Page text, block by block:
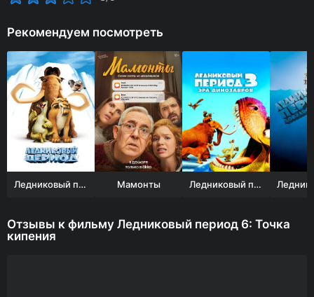
Рекомендуем посмотреть
Ледниковый период Мамонты Ледниковый период 3: Эра динозавров
Отзывы к фильму Ледниковый период 6: Точка
кипения